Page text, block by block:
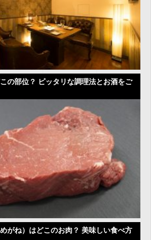
の部位？ ピッタリな調理法とお酒をご
がね）はどこのお肉？ 美味しい食べ方